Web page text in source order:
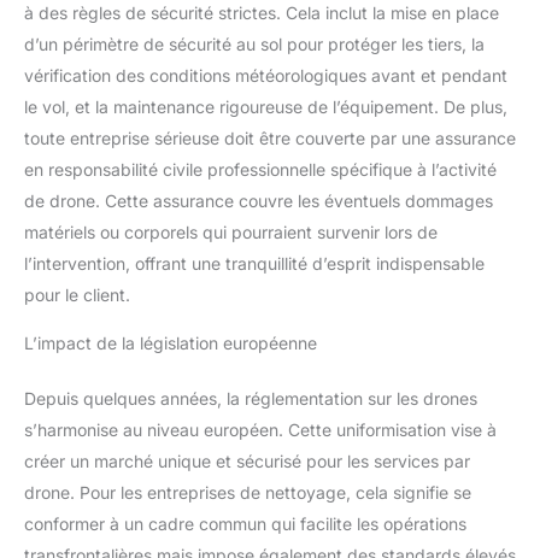
à des règles de sécurité strictes. Cela inclut la mise en place
d’un périmètre de sécurité au sol pour protéger les tiers, la
vérification des conditions météorologiques avant et pendant
le vol, et la maintenance rigoureuse de l’équipement. De plus,
toute entreprise sérieuse doit être couverte par une assurance
en responsabilité civile professionnelle spécifique à l’activité
de drone. Cette assurance couvre les éventuels dommages
matériels ou corporels qui pourraient survenir lors de
l’intervention, offrant une tranquillité d’esprit indispensable
pour le client.
L’impact de la législation européenne
Depuis quelques années, la réglementation sur les drones
s’harmonise au niveau européen. Cette uniformisation vise à
créer un marché unique et sécurisé pour les services par
drone. Pour les entreprises de nettoyage, cela signifie se
conformer à un cadre commun qui facilite les opérations